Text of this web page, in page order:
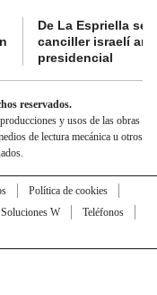
De La Espriella se
canciller israelí
presidencial
reservados.
y usos de las obras
de lectura mecánica u otros
Política de cookies
Soluciones W
Teléfonos